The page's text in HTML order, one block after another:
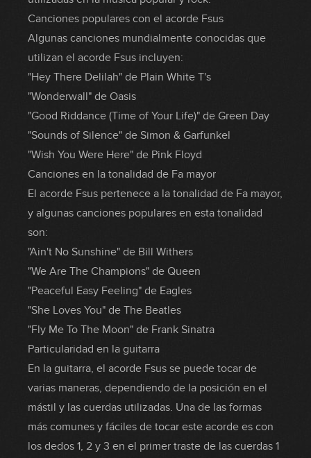
Canciones populares con el acorde Fsus
Algunas canciones mundialmente conocidas que
utilizan el acorde Fsus incluyen:
"Hey There Delilah" de Plain White T's
"Wonderwall" de Oasis
"Good Riddance (Time of Your Life)" de Green Day
"Sounds of Silence" de Simon & Garfunkel
"Wish You Were Here" de Pink Floyd
Canciones en la tonalidad de Fa mayor
El acorde Fsus pertenece a la tonalidad de Fa mayor,
y algunas canciones populares en esta tonalidad
son:
"Ain't No Sunshine" de Bill Withers
"We Are The Champions" de Queen
"Peaceful Easy Feeling" de Eagles
"She Loves You" de The Beatles
"Fly Me To The Moon" de Frank Sinatra
Particularidad en la guitarra
En la guitarra, el acorde Fsus se puede tocar de
varias maneras, dependiendo de la posición en el
mástil y las cuerdas utilizadas. Una de las formas
más comunes y fáciles de tocar este acorde es con
los dedos 1, 2 y 3 en el primer traste de las cuerdas 1